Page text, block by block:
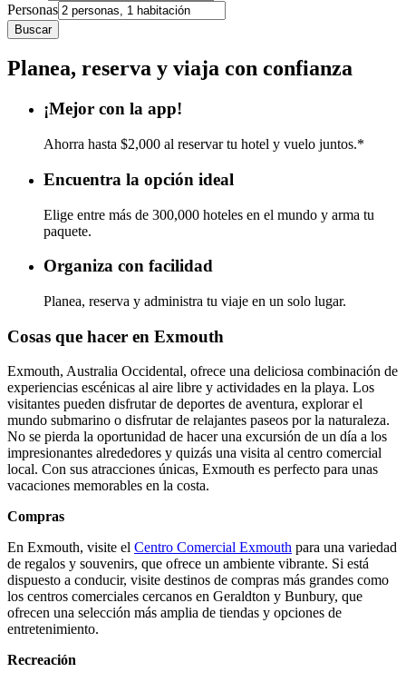
Personas
Buscar
Planea, reserva y viaja con confianza
¡Mejor con la app!
Ahorra hasta $2,000 al reservar tu hotel y vuelo juntos.*
Encuentra la opción ideal
Elige entre más de 300,000 hoteles en el mundo y arma tu
paquete.
Organiza con facilidad
Planea, reserva y administra tu viaje en un solo lugar.
Cosas que hacer en Exmouth
Exmouth, Australia Occidental, ofrece una deliciosa combinación de
experiencias escénicas al aire libre y actividades en la playa. Los
visitantes pueden disfrutar de deportes de aventura, explorar el
mundo submarino o disfrutar de relajantes paseos por la naturaleza.
No se pierda la oportunidad de hacer una excursión de un día a los
impresionantes alrededores y quizás una visita al centro comercial
local. Con sus atracciones únicas, Exmouth es perfecto para unas
vacaciones memorables en la costa.
Compras
En Exmouth, visite el Centro Comercial Exmouth para una variedad
de regalos y souvenirs, que ofrece un ambiente vibrante. Si está
dispuesto a conducir, visite destinos de compras más grandes como
los centros comerciales cercanos en Geraldton y Bunbury, que
ofrecen una selección más amplia de tiendas y opciones de
entretenimiento.
Recreación